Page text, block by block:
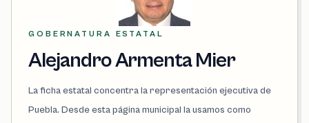
GOBERNATURA ESTATAL
Alejandro Armenta Mier
La ficha estatal concentra la representación ejecutiva de
Puebla. Desde esta página municipal la usamos como